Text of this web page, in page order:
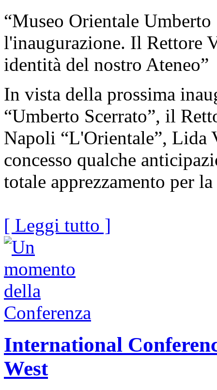
“Museo Orientale
l'inaugurazione. Il Rettore
identità del nostro Ateneo”
In vista della prossima
“Umberto Scerrato”, il
Napoli “L'Orientale”, Lida
concesso qualche
totale apprezzamento per
[ Leggi tutto ]
International
West